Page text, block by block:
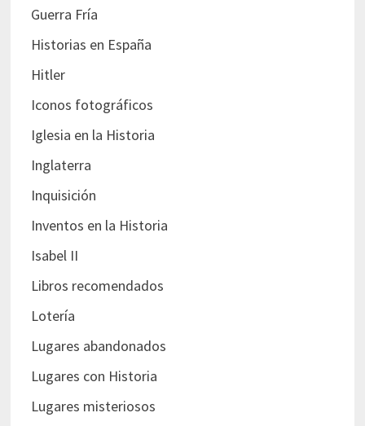
Guerra Fría
Historias en España
Hitler
Iconos fotográficos
Iglesia en la Historia
Inglaterra
Inquisición
Inventos en la Historia
Isabel II
Libros recomendados
Lotería
Lugares abandonados
Lugares con Historia
Lugares misteriosos